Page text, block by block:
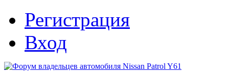
Регистрация
Вход